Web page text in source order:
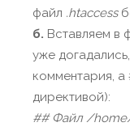
файл .htaccess
б. Вставляем в
уже
комментария, а
директивой):
## Файл /